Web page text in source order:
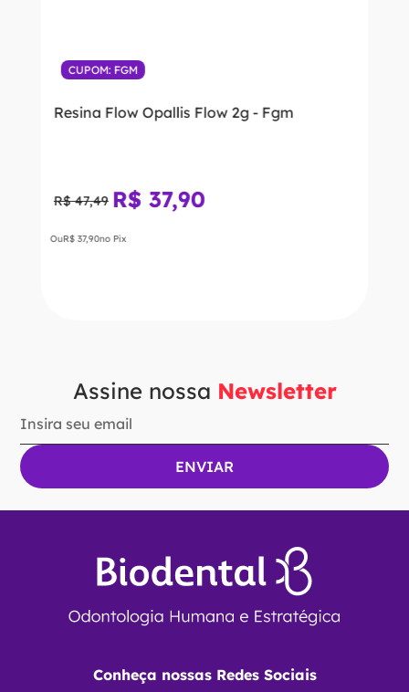
CUPOM: FGM
Resina Flow Opallis Flow 2g - Fgm
R$ 47,49 R$ 37,90
OuR$ 37,90no Pix
Assine nossa Newsletter
Conheça nossas Redes Sociais